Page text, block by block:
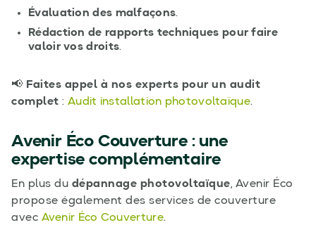
Évaluation des malfaçons.
Rédaction de rapports techniques pour faire
valoir vos droits.
📢 Faites appel à nos experts pour un audit
complet : Audit installation photovoltaïque.
Avenir Éco Couverture : une
expertise complémentaire
En plus du dépannage photovoltaïque, Avenir Éco
propose également des services de couverture
avec Avenir Éco Couverture.